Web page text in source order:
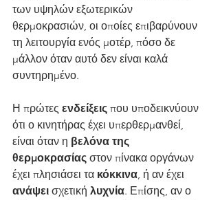
των υψηλών εξωτερικών
θερμοκρασιών, οι οποίες επιβαρύνουν
τη λειτουργία ενός μοτέρ, πόσο δε
μάλλον όταν αυτό δεν είναι καλά
συντηρημένο.
Η πρώτες ενδείξεις που υποδεικνύουν
ότι ο κινητήρας έχει υπερθερμανθεί,
είναι όταν η βελόνα της
θερμοκρασίας στον πίνακα οργάνων
έχει πλησιάσει τα κόκκινα, ή αν έχει
ανάψει σχετική λυχνία. Επίσης, αν ο